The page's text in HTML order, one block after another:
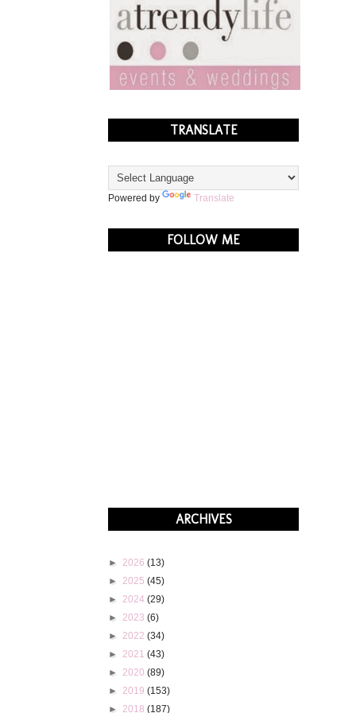
TRANSLATE
Powered by Translate
FOLLOW ME
ARCHIVES
► 2026 (13)
► 2025 (45)
► 2024 (29)
► 2023 (6)
► 2022 (34)
► 2021 (43)
► 2020 (89)
► 2019 (153)
► 2018 (187)